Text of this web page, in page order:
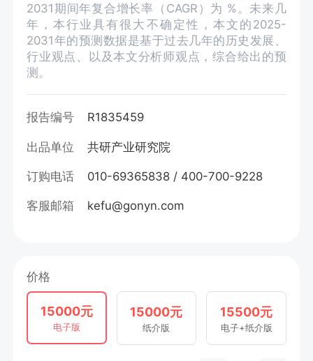
2031期间年复合增长率（CAGR）为 %。未来几
年，本行业具有很大不确定性，本文的2025-
2031年的预测数据是基于过去几年的历史发展、
行业观点、以及本文分析师观点，综合给出的预
测。
报告编号 R1835459
出品单位 共研产业研究院
订购电话 010-69365838 / 400-700-9228
客服邮箱 kefu@gonyn.com
价格
15000元
电子版
15000元
纸介版
15500元
电子+纸介版